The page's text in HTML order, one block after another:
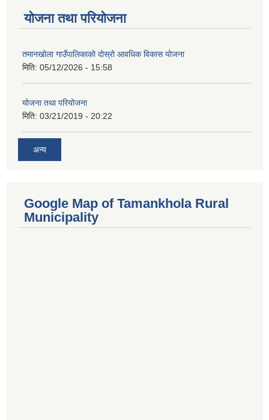
योजना तथा परियोजना
तमानखोला गाउँपालिकाको दोस्रो आवधिक विकास योजना
मिति: 05/12/2026 - 15:58
योजना तथा परियोजना
मिति: 03/21/2019 - 20:22
अन्य
Google Map of Tamankhola Rural
Municipality